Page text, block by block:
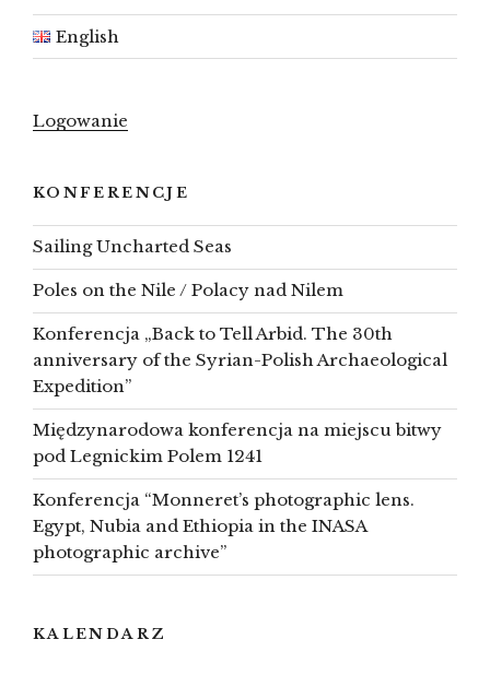
English
Logowanie
KONFERENCJE
Sailing Uncharted Seas
Poles on the Nile / Polacy nad Nilem
Konferencja „Back to Tell Arbid. The 30th
anniversary of the Syrian-Polish Archaeological
Expedition”
Międzynarodowa konferencja na miejscu bitwy
pod Legnickim Polem 1241
Konferencja “Monneret’s photographic lens.
Egypt, Nubia and Ethiopia in the INASA
photographic archive”
KALENDARZ